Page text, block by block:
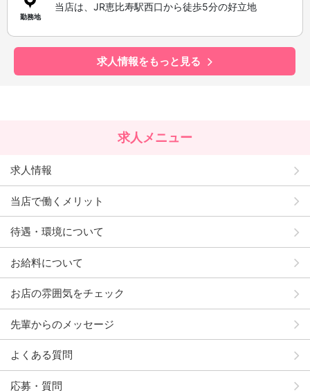
勤務地
当店は、JR恵比寿駅西口から徒歩5分の好立地
求人情報をもっと見る
求人メニュー
求人情報
当店で働くメリット
待遇・環境について
お給料について
お店の雰囲気をチェック
先輩からのメッセージ
よくある質問
応募・質問